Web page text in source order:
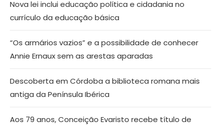
Nova lei inclui educação política e cidadania no
currículo da educação básica
“Os armários vazios” e a possibilidade de conhecer
Annie Ernaux sem as arestas aparadas
Descoberta em Córdoba a biblioteca romana mais
antiga da Península Ibérica
Aos 79 anos, Conceição Evaristo recebe título de